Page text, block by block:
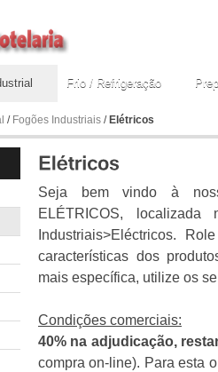
Frio / Refrigeração
/ Fogões Industriais / Elétricos
Seja bem vindo à
ELÉTRICOS, localizada
Industriais>Eléctricos.
características dos
mais específica, utilize os
Condições comerciais:
40% na adjudicação,
compra on-line). Para esta